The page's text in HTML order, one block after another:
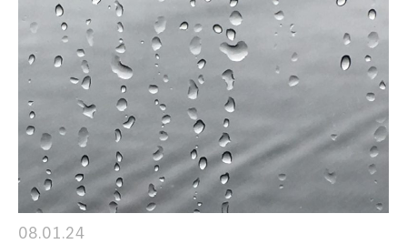
08.01.24